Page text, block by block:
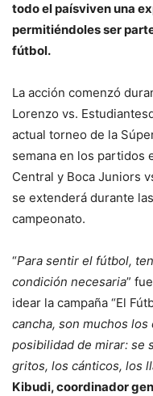
todo el paísviven una
permitiéndoles ser
fútbol.
La acción comenzó
Lorenzo vs.
actual torneo de la
semana en los partidos
Central y Boca Juniors
se extenderá durante
campeonato.
“Para sentir el fútbol,
condición necesaria”
idear la campaña “El
cancha, son muchos
posibilidad de mirar: se
gritos, los cánticos, los
Kibudi, coordinador